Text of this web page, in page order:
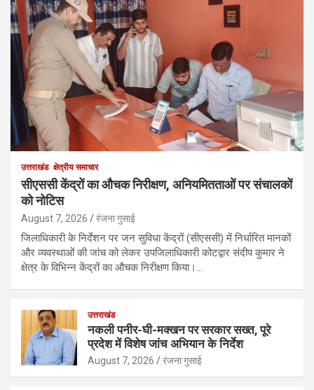
उत्तराखंड क्षेत्रीय समाचार
सीएससी केंद्रों का औचक निरीक्षण, अनियमितताओं पर संचालकों
को नोटिस
August 7, 2026 रंजना गुसाई
जिलाधिकारी के निर्देशन पर जन सुविधा केंद्रों (सीएससी) में निर्धारित मानकों
और व्यवस्थाओं की जांच को लेकर उपजिलाधिकारी कोटद्वार संदीप कुमार ने
क्षेत्र के विभिन्न केंद्रों का औचक निरीक्षण किया।…
उत्तराखंड
नकली पनीर-घी-मक्खन पर सरकार सख्त, पूरे
प्रदेश में विशेष जांच अभियान के निर्देश
August 7, 2026 रंजना गुसाई